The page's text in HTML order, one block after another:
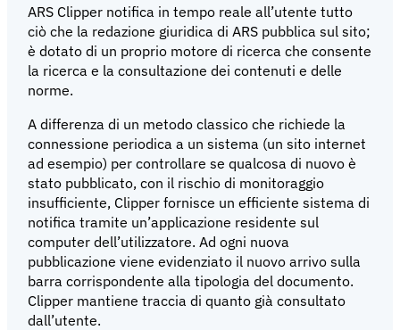
ARS Clipper notifica in tempo reale all’utente tutto
ciò che la redazione giuridica di ARS pubblica sul sito;
è dotato di un proprio motore di ricerca che consente
la ricerca e la consultazione dei contenuti e delle
norme.
A differenza di un metodo classico che richiede la
connessione periodica a un sistema (un sito internet
ad esempio) per controllare se qualcosa di nuovo è
stato pubblicato, con il rischio di monitoraggio
insufficiente, Clipper fornisce un efficiente sistema di
notifica tramite un’applicazione residente sul
computer dell’utilizzatore. Ad ogni nuova
pubblicazione viene evidenziato il nuovo arrivo sulla
barra corrispondente alla tipologia del documento.
Clipper mantiene traccia di quanto già consultato
dall’utente.